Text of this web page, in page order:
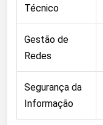
Técnico
Gestão de
Redes
Segurança da
Informação